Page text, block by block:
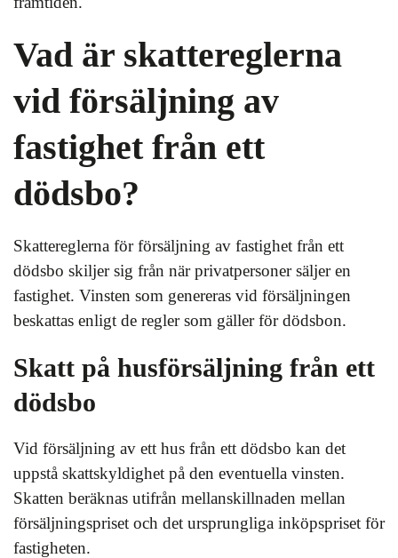
Vad är skattereglerna
vid försäljning av
fastighet från ett
dödsbo?
Skattereglerna för försäljning av fastighet från ett
dödsbo skiljer sig från när privatpersoner säljer en
fastighet. Vinsten som genereras vid försäljningen
beskattas enligt de regler som gäller för dödsbon.
Skatt på husförsäljning från ett
dödsbo
Vid försäljning av ett hus från ett dödsbo kan det
uppstå skattskyldighet på den eventuella vinsten.
Skatten beräknas utifrån mellanskillnaden mellan
försäljningspriset och det ursprungliga inköpspriset för
fastigheten.